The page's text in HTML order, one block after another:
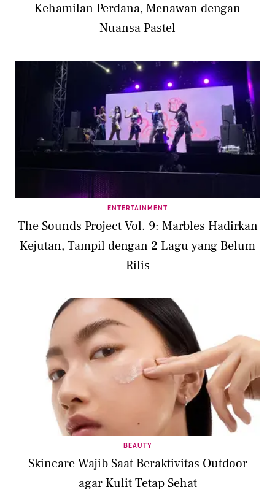
Kehamilan Perdana, Menawan dengan
Nuansa Pastel
ENTERTAINMENT
The Sounds Project Vol. 9: Marbles Hadirkan
Kejutan, Tampil dengan 2 Lagu yang Belum
Rilis
BEAUTY
Skincare Wajib Saat Beraktivitas Outdoor
agar Kulit Tetap Sehat